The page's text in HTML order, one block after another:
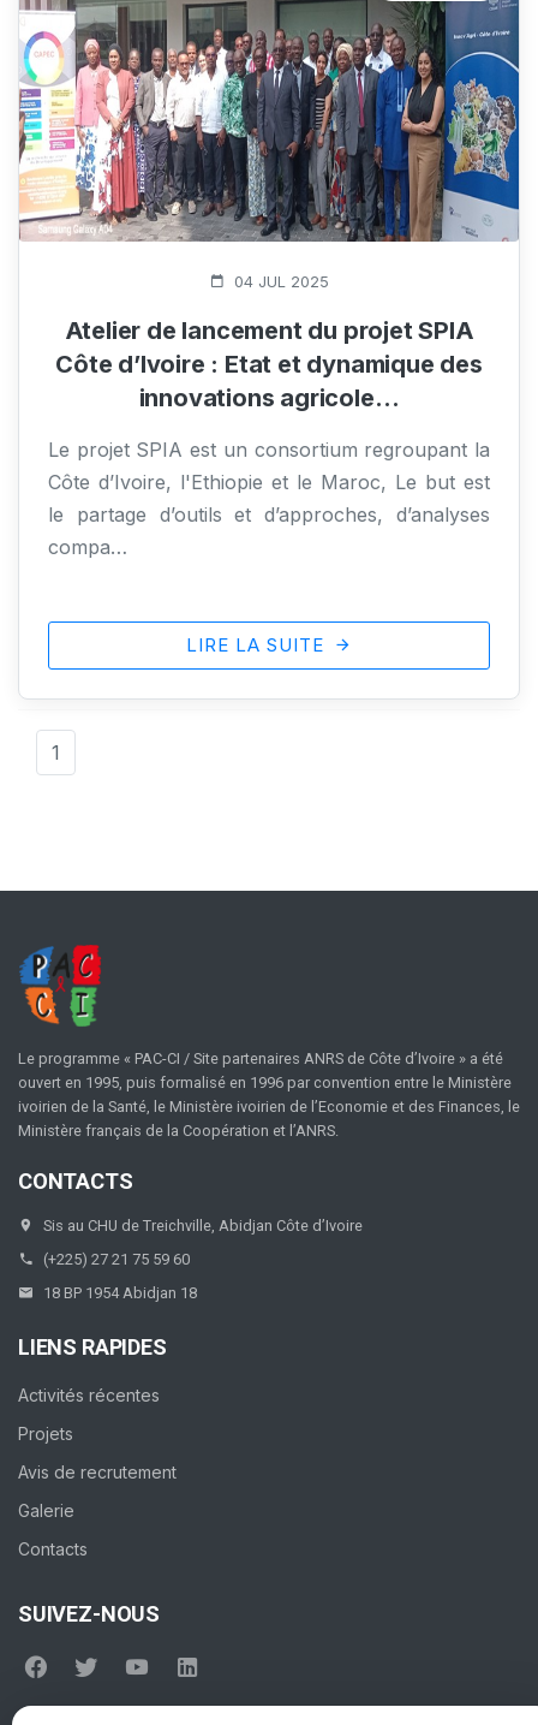
04 JUL 2025
Atelier de lancement du projet SPIA
Côte d’Ivoire : Etat et dynamique des
innovations agricole…
Le projet SPIA est un consortium regroupant la
Côte d’Ivoire, l'Ethiopie et le Maroc, Le but est
le partage d’outils et d’approches, d’analyses
compa…
LIRE LA SUITE
1
Le programme « PAC-CI / Site partenaires ANRS de Côte d’Ivoire » a été
ouvert en 1995, puis formalisé en 1996 par convention entre le Ministère
ivoirien de la Santé, le Ministère ivoirien de l’Economie et des Finances, le
Ministère français de la Coopération et l’ANRS.
CONTACTS
Sis au CHU de Treichville, Abidjan Côte d’Ivoire
(+225) 27 21 75 59 60
18 BP 1954 Abidjan 18
LIENS RAPIDES
Activités récentes
Projets
Avis de recrutement
Galerie
Contacts
SUIVEZ-NOUS